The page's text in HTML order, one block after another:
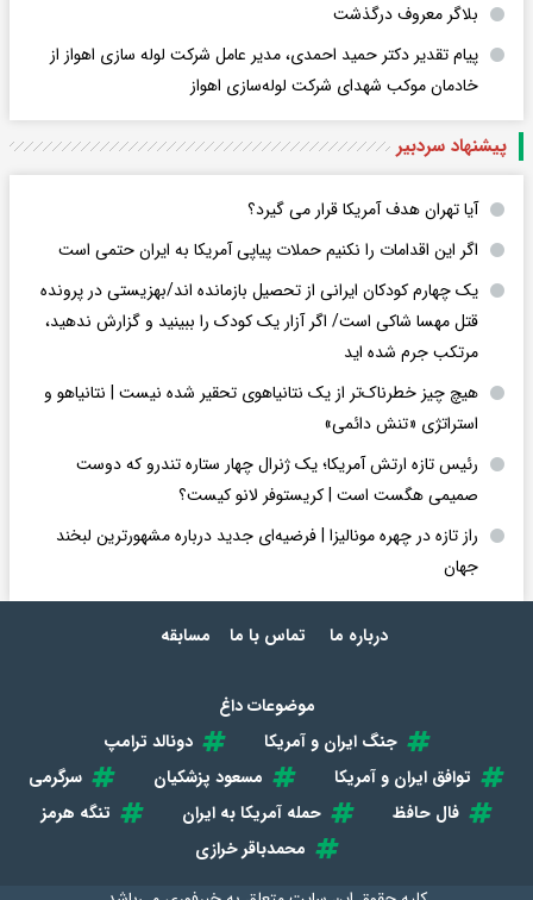
بلاگر معروف درگذشت
پیام تقدیر دکتر حمید احمدی، مدیر عامل شرکت لوله سازی اهواز از
خادمان موکب شهدای شرکت لوله‌سازی اهواز
پیشنهاد سردبیر
آیا تهران هدف آمریکا قرار می گیرد؟
اگر این اقدامات را نکنیم حملات پیاپی آمریکا به ایران حتمی است
یک چهارم کودکان ایرانی از تحصیل بازمانده اند/بهزیستی در پرونده
قتل مهسا شاکی است/ اگر آزار یک کودک را ببینید و گزارش ندهید،
مرتکب جرم شده اید
هیچ چیز خطرناک‌تر از یک نتانیاهوی تحقیر شده نیست | نتانیاهو و
استراتژی «تنش دائمی»
رئیس تازه ارتش آمریکا؛ یک ژنرال چهار ستاره تندرو که دوست
صمیمی هگست است | کریستوفر لانو کیست؟
راز تازه در چهره مونالیزا | فرضیه‌ای جدید درباره مشهورترین لبخند
جهان
درباره ما تماس با ما مسابقه
موضوعات داغ
جنگ ایران و آمریکا
دونالد ترامپ
توافق ایران و آمریکا
مسعود پزشکیان
سرگرمی
فال حافظ
حمله آمریکا به ایران
تنگه هرمز
محمدباقر خرازی